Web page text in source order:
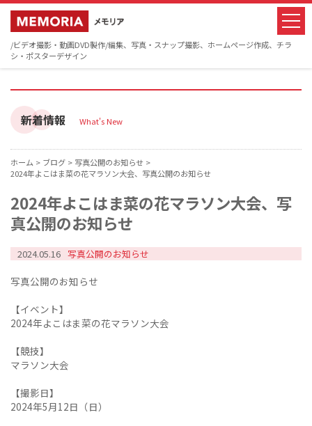
/ビデオ撮影・動画DVD製作/編集、写真・スナップ撮影、ホームページ作成、チラ
シ・ポスターデザイン
新着情報 What's New
ホーム > ブログ > 写真公開のお知らせ >
2024年よこはま菜の花マラソン大会、写真公開のお知らせ
2024年よこはま菜の花マラソン大会、写
真公開のお知らせ
2024.05.16 写真公開のお知らせ
写真公開のお知らせ
【イベント】
2024年よこはま菜の花マラソン大会
【競技】
マラソン大会
【撮影日】
2024年5月12日（日）